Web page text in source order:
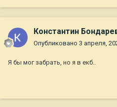
Константин
Опубликовано 3 апреля,
Я бы мог забрать, но я в екб..